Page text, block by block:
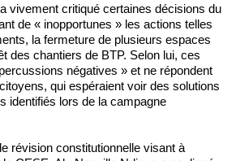
vivement critiqué certaines décisions du
de « inopportunes » les actions telles
la fermeture de plusieurs espaces
des chantiers de BTP. Selon lui, ces
négatives » et ne répondent
qui espéraient voir des solutions
identifiés lors de la campagne
révision constitutionnelle visant à